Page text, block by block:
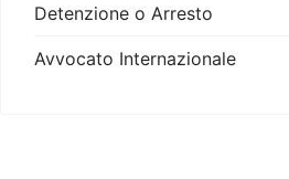
Detenzione o Arresto
Avvocato Internazionale